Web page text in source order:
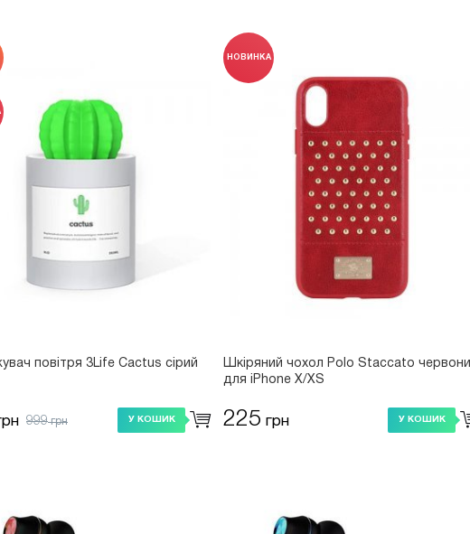
повітря 3Life Cactus сірий
999грн У КОШИК
НОВИНКА
Шкіряний чохол Polo Staccato
для iPhone X/XS
225 грн У КОШИК